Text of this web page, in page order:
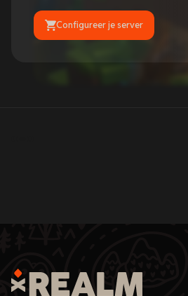
Configureer je server